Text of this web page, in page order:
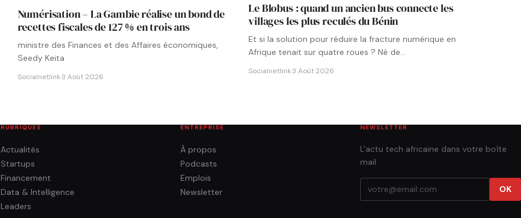
Numérisation – La Gambie réalise un bond de
recettes fiscales de 127 % en trois ans
ministre des Finances et des Affaires économiques,
Seedy Keita
Socialnetlink·3 Août 2026
Le Blobus : quand un ancien bus connecte les
villages les plus reculés du Bénin
Et si la solution pour réduire la fracture numérique en
Afrique tenait sur quatre roues ? Né de…
Socialnetlink·3 Août 2026
RUBRIQUES
Actualités
Startups
Financement
Data & Intelligence
Leaders
ENTREPRISE
À propos
Podcasts
Emplois
Newsletter
NEWSLETTER
L'actu tech africaine dans votre boîte
mail.
OK